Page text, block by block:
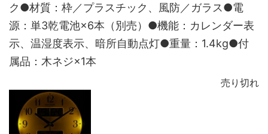
ク●材質：枠／プラスチック、風防／ガラス●電
源：単3乾電池×6本（別売）●機能：カレンダー表
示、温湿度表示、暗所自動点灯●重量：1.4kg●付
属品：木ネジ×1本
売り切れ